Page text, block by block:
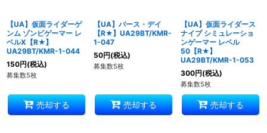
【UA】仮面ライダーゲ
ンム ゾンビゲーマー レ
ベルX【R★】
UA29BT/KMR-1-044
150円(税込)
募集数5枚
売却する
【UA】バース・デイ
【R★】UA29BT/KMR-
1-047
50円(税込)
募集数5枚
売却する
【UA】仮面ライダース
ナイプ シミュレーショ
ンゲーマー レベル
50【R★】
UA29BT/KMR-1-053
300円(税込)
募集数5枚
売却する